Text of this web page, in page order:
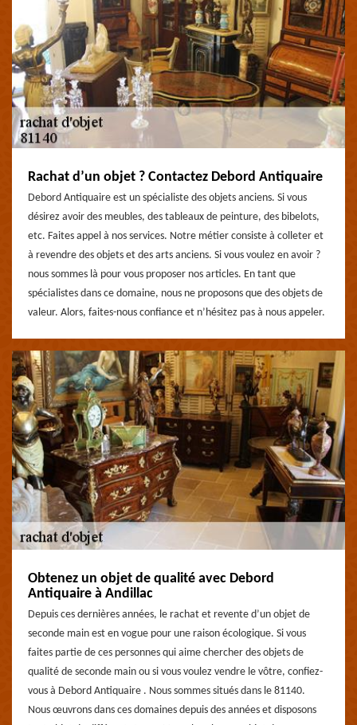
Rachat d’un objet ? Contactez Debord Antiquaire
Debord Antiquaire est un spécialiste des objets anciens. Si vous
désirez avoir des meubles, des tableaux de peinture, des bibelots,
etc. Faites appel à nos services. Notre métier consiste à colleter et
à revendre des objets et des arts anciens. Si vous voulez en avoir ?
nous sommes là pour vous proposer nos articles. En tant que
spécialistes dans ce domaine, nous ne proposons que des objets de
valeur. Alors, faites-nous confiance et n’hésitez pas à nous appeler.
Obtenez un objet de qualité avec Debord
Antiquaire à Andillac
Depuis ces dernières années, le rachat et revente d’un objet de
seconde main est en vogue pour une raison écologique. Si vous
faites partie de ces personnes qui aime chercher des objets de
qualité de seconde main ou si vous voulez vendre le vôtre, confiez-
vous à Debord Antiquaire . Nous sommes situés dans le 81140.
Nous œuvrons dans ces domaines depuis des années et disposons